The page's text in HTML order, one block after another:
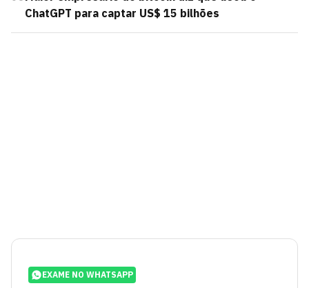
ChatGPT para captar US$ 15 bilhões
EXAME NO WHATSAPP